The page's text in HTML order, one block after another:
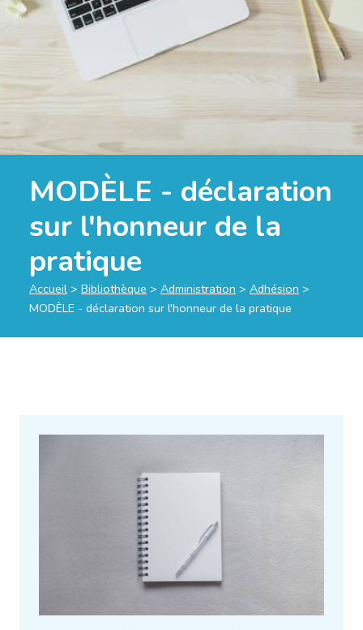
MODÈLE - déclaration
sur l'honneur de la
pratique
Accueil > Bibliothèque > Administration > Adhésion >
MODÈLE - déclaration sur l'honneur de la pratique